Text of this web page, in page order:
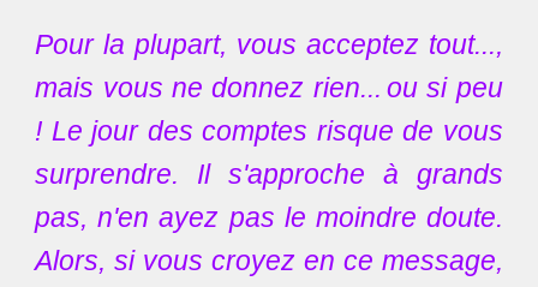
Pour la plupart, vous acceptez tout...,
mais vous ne donnez rien... ou si peu
! Le jour des comptes risque de vous
surprendre. Il s'approche à grands
pas, n'en ayez pas le moindre doute.
Alors, si vous croyez en ce message,